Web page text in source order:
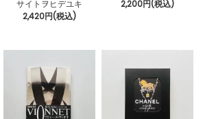
サイトヲヒデユキ
2,420円(税込)
2,200円(税込)